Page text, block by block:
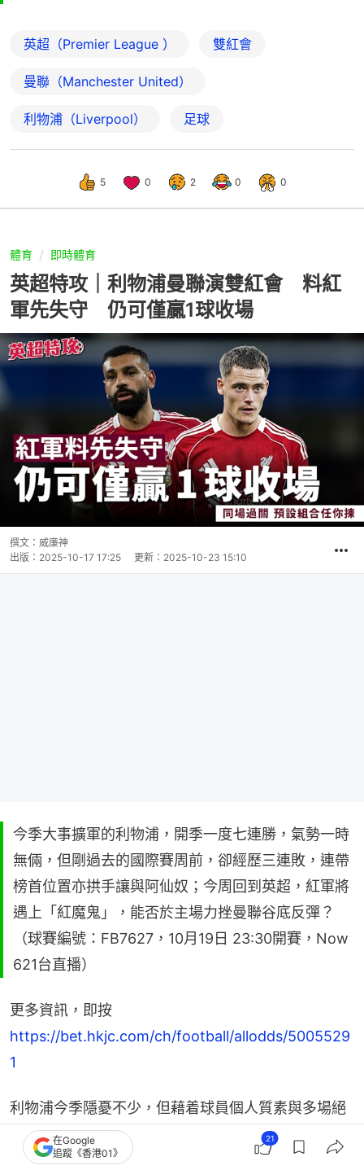
英超（Premier League ） 雙紅會
曼聯（Manchester United）
利物浦（Liverpool） 足球
5 0 2 0 0
體育 即時體育
英超特攻｜利物浦曼聯演雙紅會 料紅
軍先失守 仍可僅贏1球收場
撰文： 威廉神
出版： 2025-10-17 17:25 更新： 2025-10-23 15:10
今季大事擴軍的利物浦，開季一度七連勝，氣勢一時
無倆，但剛過去的國際賽周前，卻經歷三連敗，連帶
榜首位置亦拱手讓與阿仙奴；今周回到英超，紅軍將
遇上「紅魔鬼」，能否於主場力挫曼聯谷底反彈？
（球賽編號：FB7627，10月19日 23:30開賽，Now
621台直播）
https://bet.hkjc.com/ch/football/allodds/5005529
1
利物浦今季隱憂不少，但藉着球員個人質素與多場絕
殺，掩蓋了問題，但三連敗卻反映了主帥史洛面對的
難題，例如主力沙拿狀態不佳、新兵如域斯未融入戰
在Google
追蹤《香港01》
21